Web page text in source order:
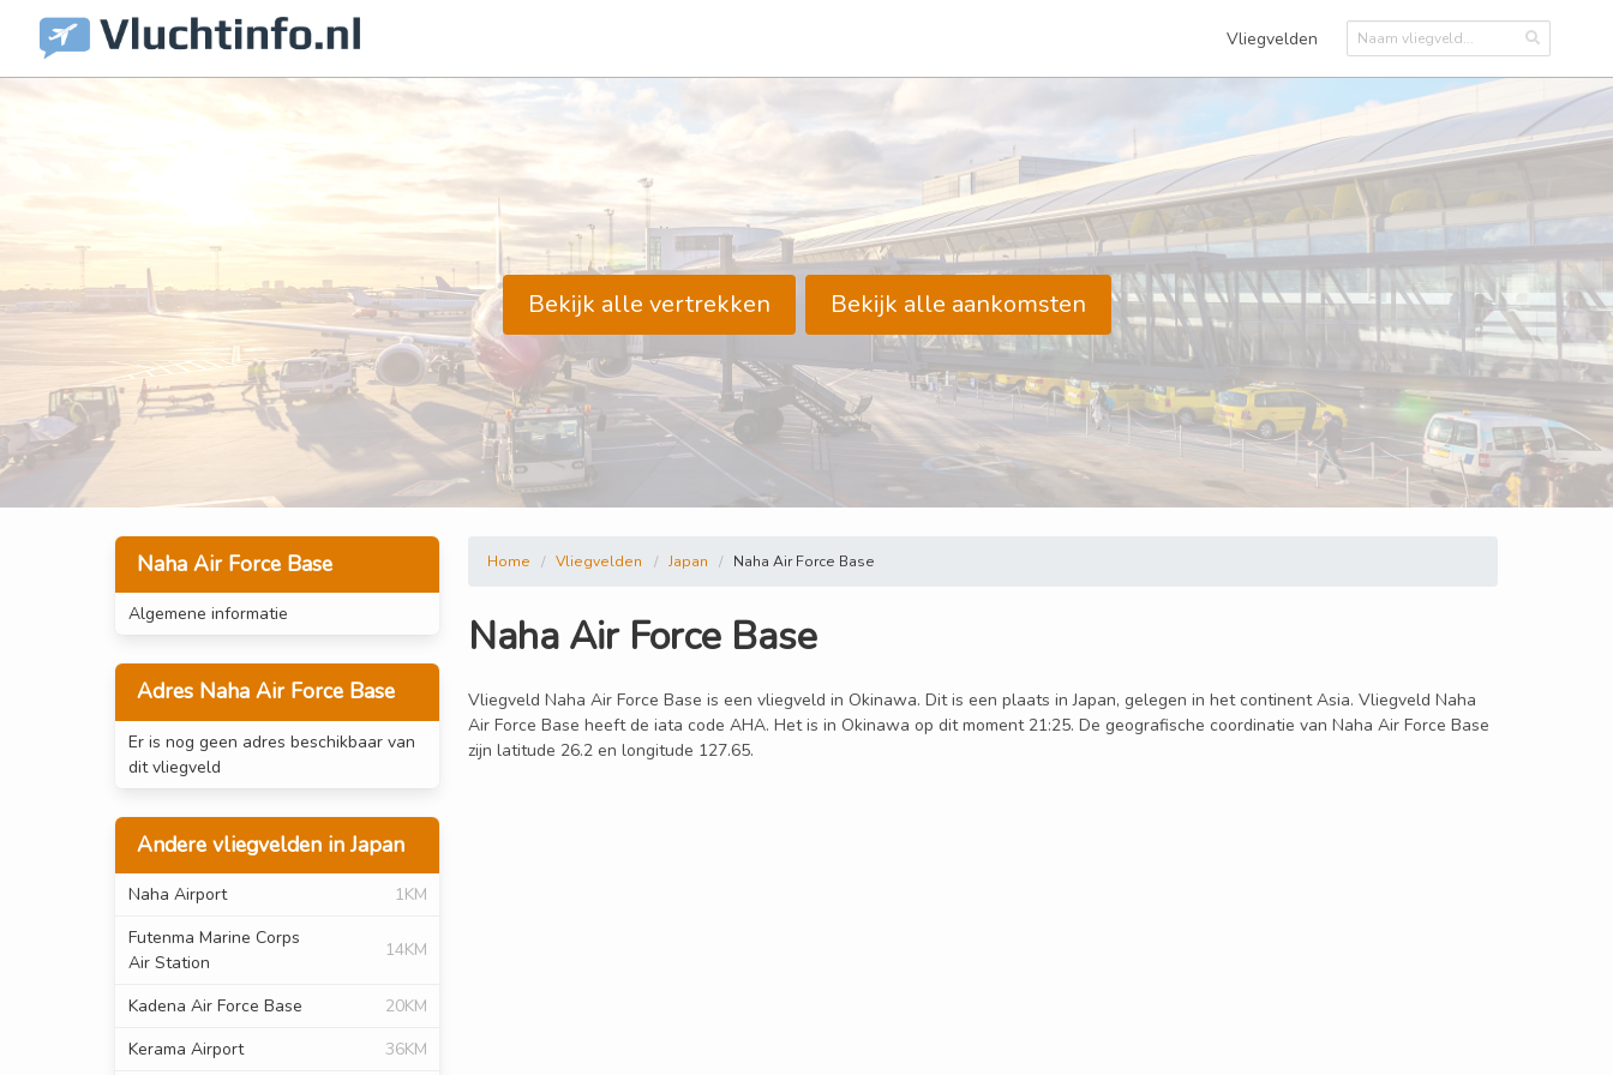
Vliegvelden
Bekijk alle vertrekken Bekijk alle aankomsten
Naha Air Force Base
Algemene informatie
Adres Naha Air Force Base
Er is nog geen adres beschikbaar van
dit vliegveld
Andere vliegvelden in Japan
Naha Airport
1KM
Futenma Marine Corps
Air Station
14KM
Kadena Air Force Base
20KM
Kerama Airport
36KM
Home Vliegvelden Japan Naha Air Force Base
Naha Air Force Base
Vliegveld Naha Air Force Base is een vliegveld in Okinawa. Dit is een plaats in Japan, gelegen in het continent Asia. Vliegveld Naha
Air Force Base heeft de iata code AHA. Het is in Okinawa op dit moment 21:25. De geografische coordinatie van Naha Air Force Base
zijn latitude 26.2 en longitude 127.65.